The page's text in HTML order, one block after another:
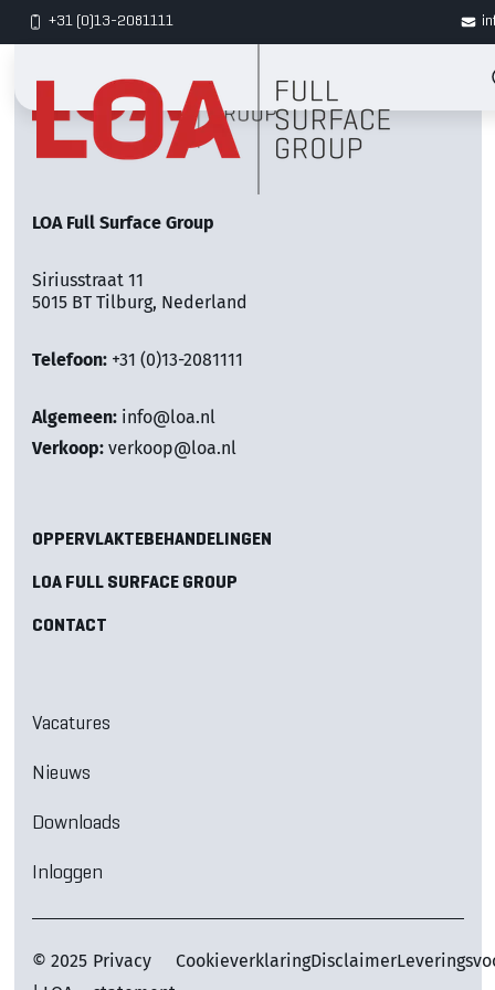
+31 (0)13-2081111
LOA Full Surface Group
Siriusstraat 11
5015 BT Tilburg, Nederland
Telefoon: +31 (0)13-2081111
Algemeen: info@loa.nl
Verkoop: verkoop@loa.nl
OPPERVLAKTEBEHANDELINGEN
LOA FULL SURFACE GROUP
CONTACT
Vacatures
Nieuws
Downloads
Inloggen
© 2025 Privacy
CookieverklaringDisclaimer